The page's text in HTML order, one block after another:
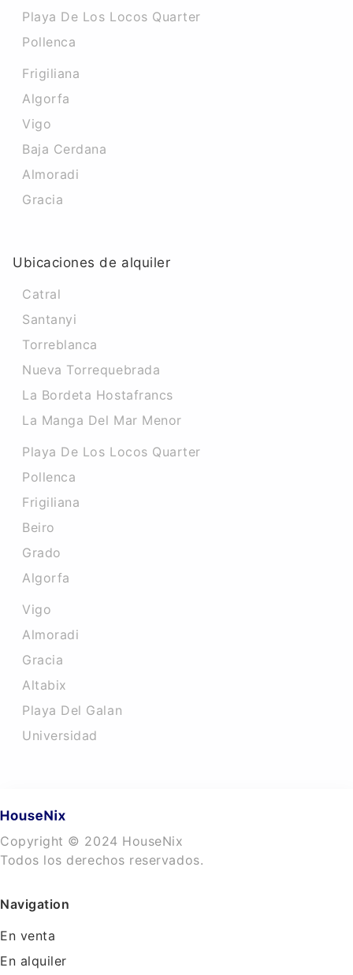
Playa De Los Locos Quarter
Pollenca
Frigiliana
Algorfa
Vigo
Baja Cerdana
Almoradi
Gracia
Ubicaciones de alquiler
Catral
Santanyi
Torreblanca
Nueva Torrequebrada
La Bordeta Hostafrancs
La Manga Del Mar Menor
Playa De Los Locos Quarter
Pollenca
Frigiliana
Beiro
Grado
Algorfa
Vigo
Almoradi
Gracia
Altabix
Playa Del Galan
Universidad
Copyright © 2024 HouseNix
Todos los derechos reservados.
Navigation
En venta
En alquiler